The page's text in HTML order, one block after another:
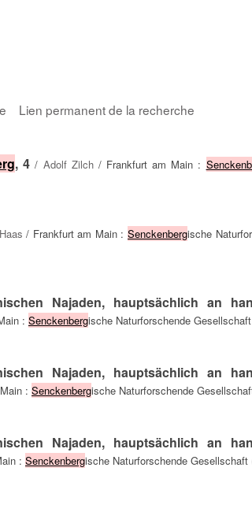
Lien permanent de la recherche
, 4 / Adolf Zilch/ Frankfurt am Main :
/ Frankfurt am Main : Senckenbergische
Najaden, hauptsächlich an
: Senckenbergische Naturforschende
Najaden, hauptsächlich an
: Senckenbergische Naturforschende
Najaden, hauptsächlich an
: Senckenbergische Naturforschende Gesellschaft